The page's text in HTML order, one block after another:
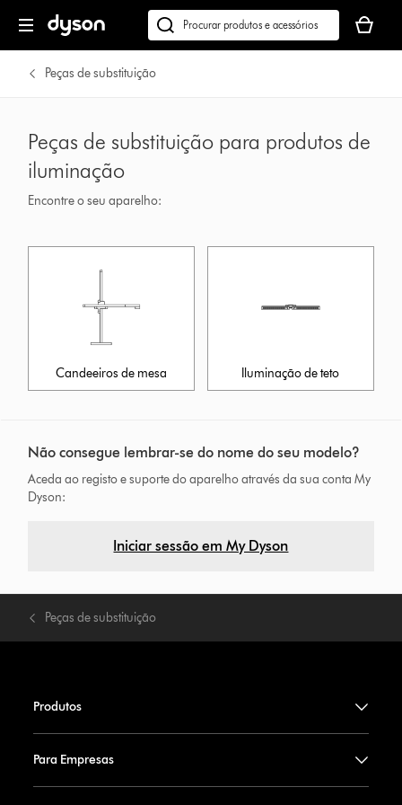
Pesquisar
em
dyson.pt
seu
cesto
Peças de substituição
Peças de substituição para produtos de
iluminação
Encontre o seu aparelho:
Candeeiros de mesa Iluminação de teto
Não consegue lembrar-se do nome do seu modelo?
Aceda ao registo e suporte do aparelho através da sua conta My
Dyson:
Iniciar sessão em My Dyson
Peças de substituição
Produtos
Para Empresas